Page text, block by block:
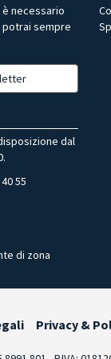
necessario
sempre
dal
55
di zona
Privacy &